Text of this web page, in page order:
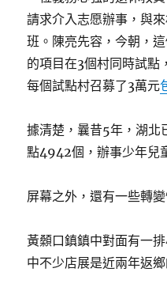
請求介入志愿辦事，與
班。陳亮先容，今朝，
的項目在3個村同時試點
每個試點村召募了3萬元
據清楚，曩昔5年，湖北
點4942個，辦事少年兒
屏幕之外，還有一些轉變
黃顙口鎮鎮中對面有一
中不少店展是近兩年返